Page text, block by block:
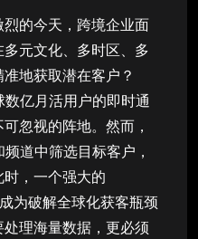
的今天，跨境企业面
元文化、多时区、多
地获取潜在客户？
亿月活用户的即时通
忽视的阵地。然而，
道中筛选目标客户，
，一个强大的
为破解全球化获客瓶颈
理海量数据，更必须